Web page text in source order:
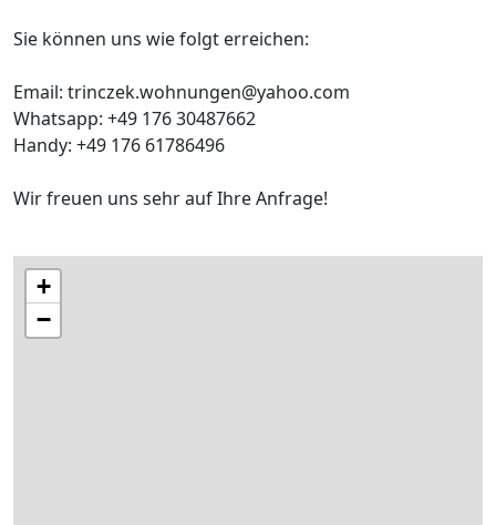
Sie können uns wie folgt erreichen:
Email: trinczek.wohnungen@yahoo.com
Whatsapp: +49 176 30487662
Handy: +49 176 61786496
Wir freuen uns sehr auf Ihre Anfrage!
+
−